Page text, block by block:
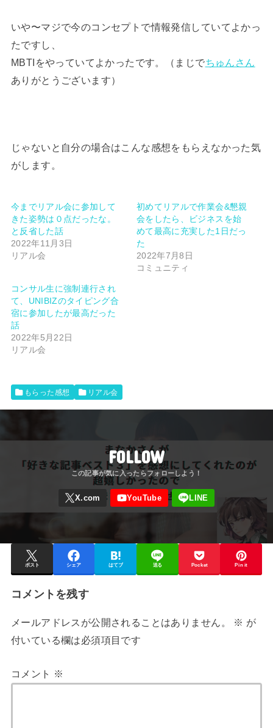
いや〜マジで今のコンセプトで情報発信していてよかっ
たですし、
MBTIをやっていてよかったです。（まじでちゅんさん
ありがとうございます）
じゃないと自分の場合はこんな感想をもらえなかった気
がします。
今までリアル会に参加して
きた姿勢は０点だったな。
と反省した話
2022年11月3日
リアル会
初めてリアルで作業会&懇親
会をしたら、ビジネスを始
めて最高に充実した1日だっ
た
2022年7月8日
コミュニティ
コンサル生に強制連行され
て、UNIBIZのタイピング合
宿に参加したが最高だった
話
2022年5月22日
リアル会
もらった感想 リアル会
FOLLOW
ポスト シェア はてブ 送る Pocket Pin it
コメントを残す
メールアドレスが公開されることはありません。 ※ が
付いている欄は必須項目です
コメント ※